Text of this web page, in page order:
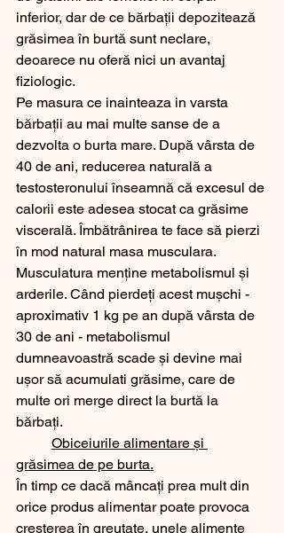
inferior, dar de ce bărbații depozitează
grăsimea în burtă sunt neclare,
deoarece nu oferă nici un avantaj
fiziologic.
Pe masura ce inainteaza in varsta
bărbații au mai multe sanse de a
dezvolta o burta mare. După vârsta de
40 de ani, reducerea naturală a
testosteronului înseamnă că excesul de
calorii este adesea stocat ca grăsime
viscerală. Îmbătrânirea te face să pierzi
în mod natural masa musculara.
Musculatura menține metabolismul și
arderile. Când pierdeți acest mușchi -
aproximativ 1 kg pe an după vârsta de
30 de ani - metabolismul
dumneavoastră scade și devine mai
ușor să acumulati grăsime, care de
multe ori merge direct la burtă la
bărbați.
Obiceiurile alimentare și
grăsimea de pe burta.
În timp ce dacă mâncați prea mult din
orice produs alimentar poate provoca
creșterea în greutate, unele alimente